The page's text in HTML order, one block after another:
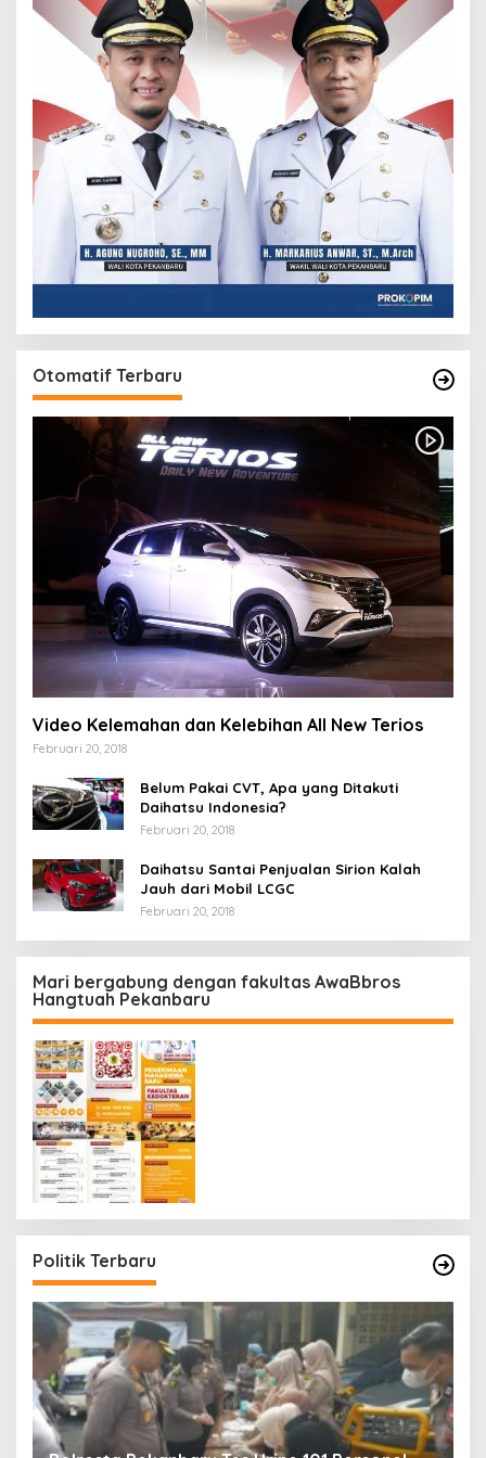
Otomatif Terbaru
Video Kelemahan dan Kelebihan All New Terios
Februari 20, 2018
Belum Pakai CVT, Apa yang Ditakuti
Daihatsu Indonesia?
Februari 20, 2018
Daihatsu Santai Penjualan Sirion Kalah
Jauh dari Mobil LCGC
Februari 20, 2018
Mari bergabung dengan fakultas AwaBbros
Hangtuah Pekanbaru
Politik Terbaru